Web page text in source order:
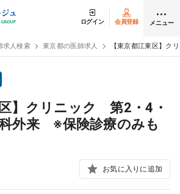
ログイン 会員登録 メニュー
求人検索 東京都の医師求人 【東京都江東区】
区】クリニック 第2・4・
外来 ※保険診療のみも
お気に入りに追加